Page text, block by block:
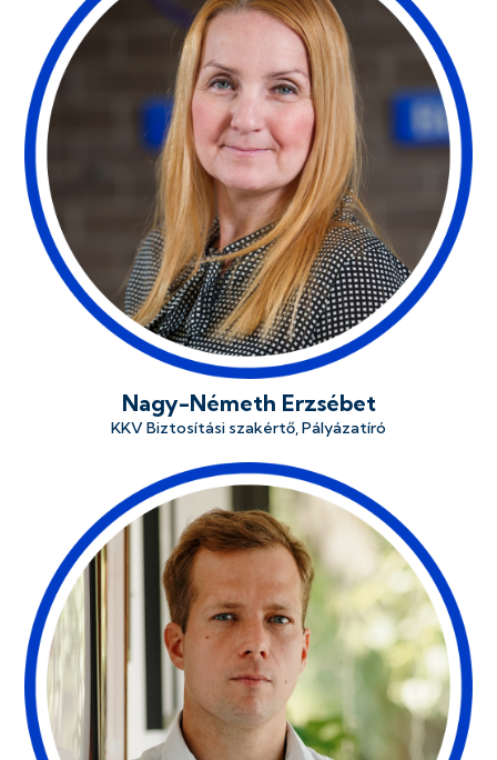
Nagy-Németh Erzsébet
KKV Biztosítási szakértő, Pályázatíró